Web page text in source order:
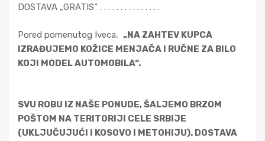
DOSTAVA „GRATIS“ . . . . . . . . . . . . . . .
Pored pomenutog Iveca, „NA ZAHTEV KUPCA
IZRAĐUJEMO KOŽICE MENJAČA I RUČNE ZA BILO
KOJI MODEL AUTOMOBILA“.
SVU ROBU IZ NAŠE PONUDE, ŠALJEMO BRZOM
POŠTOM NA TERITORIJI CELE SRBIJE
(UKLJUČUJUĆI I KOSOVO I METOHIJU). DOSTAVA